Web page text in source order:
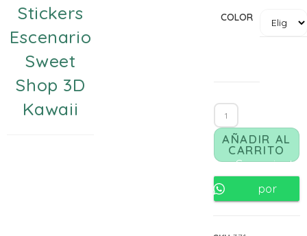
Stickers
Escenario
Sweet
Shop 3D
Kawaii
COLOR
AÑADIR AL
CARRITO
Comunicate
por